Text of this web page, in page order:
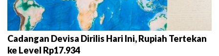
Cadangan Devisa Dirilis Hari Ini, Rupiah Tertekan
ke Level Rp17.934